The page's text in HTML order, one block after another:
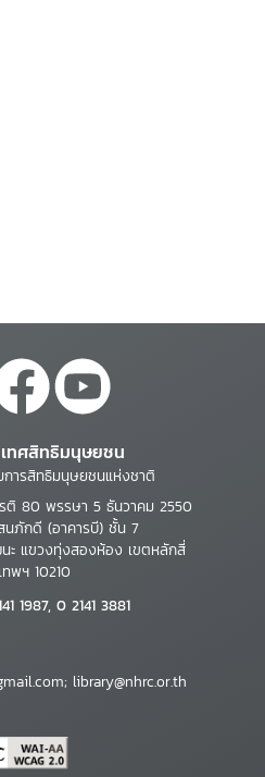
ทศสิทธิมนุษยชน
ารสิทธิมนุษยชนแห่งชาติ
รติ 80 พรรษา 5 ธันวาคม 2550
นภักดี (อาคารบี) ชั้น 7
แขวงทุ่งสองห้อง เขตหลักสี่
พฯ 10210
1987, 0 2141 3881
library@nhrc.or.th